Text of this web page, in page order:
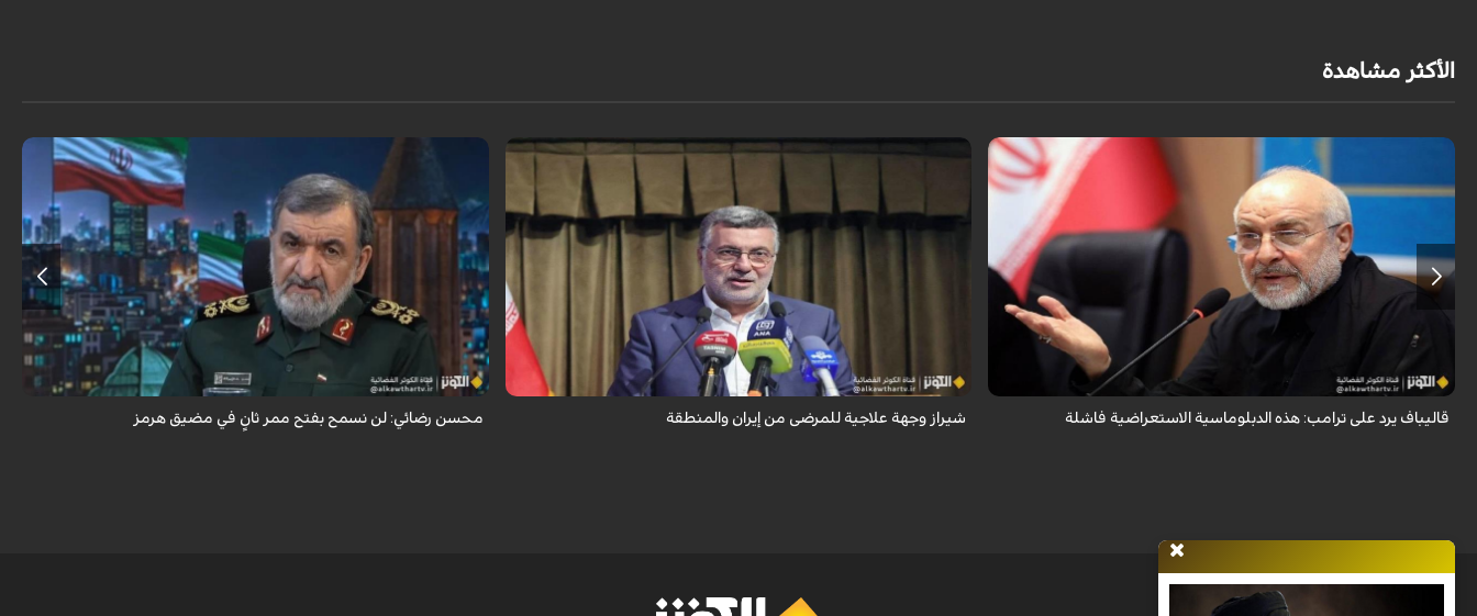
الأكثر مشاهدة
أكد رئيس مجلس الشورى الإسلامي الإيراني أن التصريحات الاستعراضية
والتهديدات المتكررة لم تعد تُجدي نفعاً، واصفاً إياها بالدبلوماسية الفاشلة.
قاليباف يرد على ترامب: هذه الدبلوماسية الاستعراضية فاشلة
تُعدّ المراكز العلاجية في شيراز، بدعم من كفاءاتها المتخصّصة وتقنياتها الحديثة،
وجهةً للمرضى من داخل إيران وخارجها.
شيراز وجهة علاجية للمرضى من إيران والمنطقة
أكد اللواء محسن رضائي أن إيران لن تسمح بفتح ممر ثانٍ في مضيق هرمز.
محسن رضائي: لن نسمح بفتح ممر ثانٍ في مضيق هرمز